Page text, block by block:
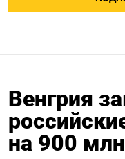
Венгрия
на 900